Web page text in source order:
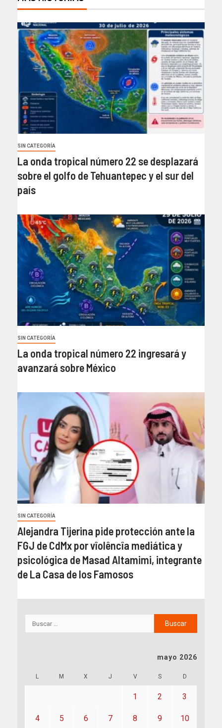
SIN CATEGORÍA
La onda tropical número 22 se desplazará
sobre el golfo de Tehuantepec y el sur del
país
SIN CATEGORÍA
La onda tropical número 22 ingresará y
avanzará sobre México
SIN CATEGORÍA
Alejandra Tijerina pide protección ante la
FGJ de CdMx por vîolêncîa mediática y
psicológica de Masad Altamimi, integrante
de La Casa de los Famosos
mayo 2026
L M X J V S D
1 2 3
4 5 6 7 8 9 10